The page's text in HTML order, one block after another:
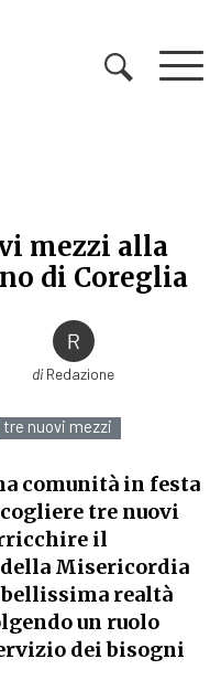
mezzi alla
di Coreglia
mezzi alla
diRedazione
tre nuovi mezzi
comunità in festa
tre nuovi
il
Misericordia
realtà
un ruolo
dei bisogni